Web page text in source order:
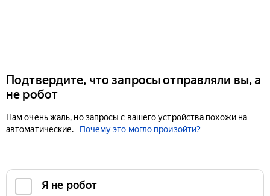
Подтвердите, что запросы отправляли вы, а
не робот
Нам очень жаль, но запросы с вашего устройства похожи на
автоматические.
Почему это могло произойти?